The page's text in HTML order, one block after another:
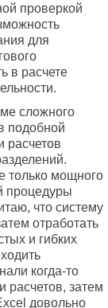
проверкой
для
в расчете
сложного
подобной
расчетов
только мощного
процедуры
что систему
отработать
и гибких
когда-то
расчетов, затем
довольно